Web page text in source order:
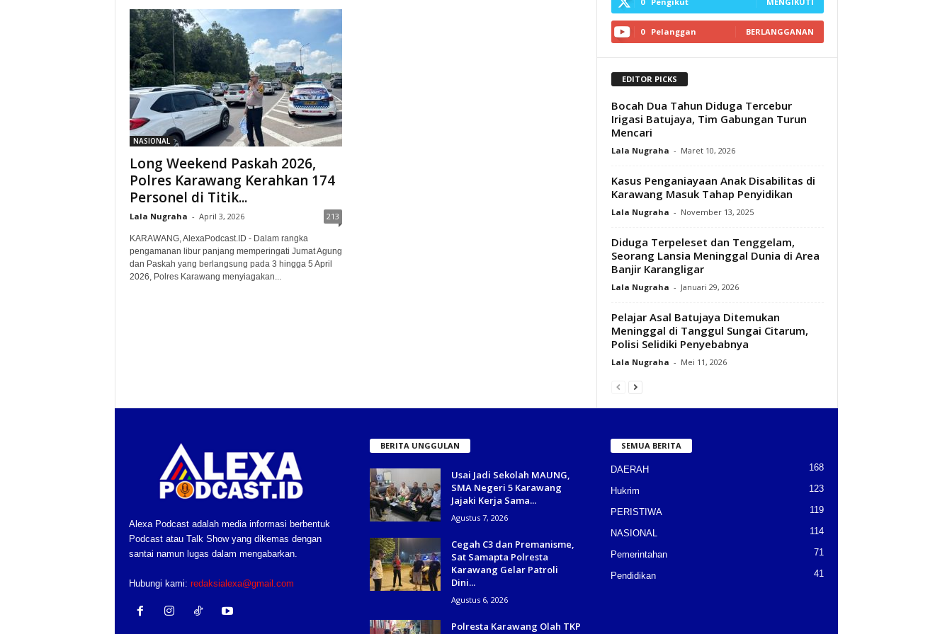
NASIONAL
Long Weekend Paskah 2026,
Polres Karawang Kerahkan 174
Personel di Titik...
Lala Nugraha - April 3, 2026 213
KARAWANG, AlexaPodcast.ID - Dalam rangka
pengamanan libur panjang memperingati Jumat Agung
dan Paskah yang berlangsung pada 3 hingga 5 April
2026, Polres Karawang menyiagakan...
0 Pelanggan BERLANGGANAN
EDITOR PICKS
Bocah Dua Tahun Diduga Tercebur
Irigasi Batujaya, Tim Gabungan Turun
Mencari
Lala Nugraha - Maret 10, 2026
Kasus Penganiayaan Anak Disabilitas di
Karawang Masuk Tahap Penyidikan
Lala Nugraha - November 13, 2025
Diduga Terpeleset dan Tenggelam,
Seorang Lansia Meninggal Dunia di Area
Banjir Karangligar
Lala Nugraha - Januari 29, 2026
Pelajar Asal Batujaya Ditemukan
Meninggal di Tanggul Sungai Citarum,
Polisi Selidiki Penyebabnya‎
Lala Nugraha - Mei 11, 2026
Alexa Podcast adalah media informasi berbentuk
Podcast atau Talk Show yang dikemas dengan
santai namun lugas dalam mengabarkan.
Hubungi kami: redaksialexa@gmail.com
BERITA UNGGULAN
Usai Jadi Sekolah MAUNG,
SMA Negeri 5 Karawang
Jajaki Kerja Sama...
Agustus 7, 2026
Cegah C3 dan Premanisme,
Sat Samapta Polresta
Karawang Gelar Patroli
Dini...
Agustus 6, 2026
Polresta Karawang Olah TKP
SEMUA BERITA
DAERAH 168
Hukrim 123
PERISTIWA 119
NASIONAL 114
Pemerintahan 71
Pendidikan 41